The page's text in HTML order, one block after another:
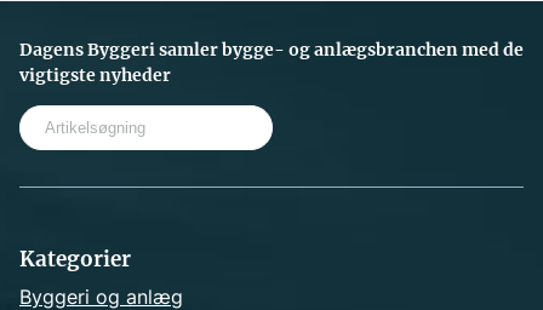
Dagens Byggeri samler bygge- og anlægsbranchen med de
vigtigste nyheder
Kategorier
Byggeri og anlæg